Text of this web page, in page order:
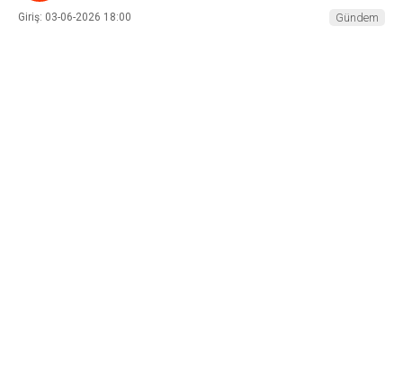
Giriş: 03-06-2026 18:00 Gündem